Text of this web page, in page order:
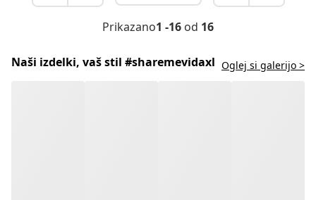
Prikazano1 -16 od 16
Naši izdelki, vaš stil #sharemevidaxl Oglej si galerijo >